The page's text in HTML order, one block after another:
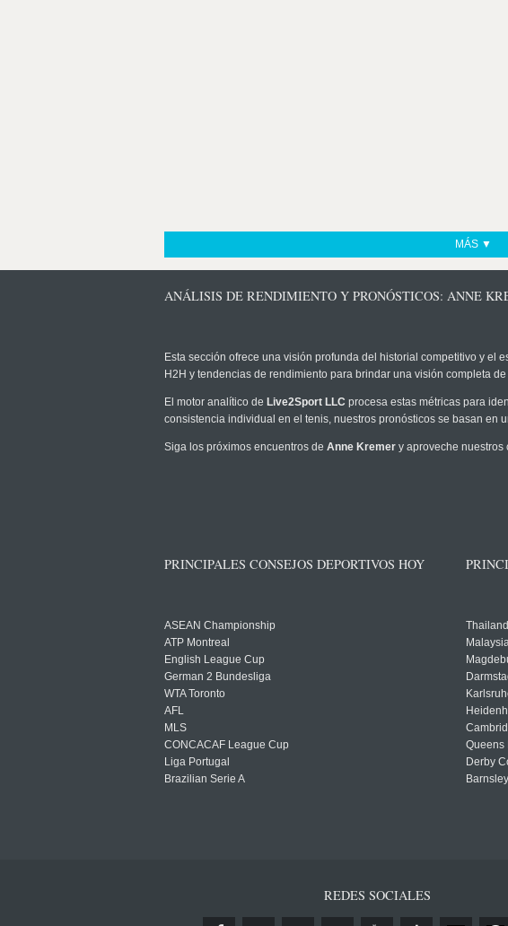
MÁS ▼
ANÁLISIS DE RENDIMIENTO Y PRONÓSTICOS: ANNE
Esta sección ofrece una visión profunda del historial competitivo y el
H2H y tendencias de rendimiento para brindar una visión completa de
El motor analítico de Live2Sport LLC procesa estas métricas para
consistencia individual en el tenis, nuestros pronósticos se basan
Siga los próximos encuentros de Anne Kremer y aproveche
PRINCIPALES CONSEJOS DEPORTIVOS HOY
ASEAN Championship
ATP Montreal
English League Cup
German 2 Bundesliga
WTA Toronto
AFL
MLS
CONCACAF League Cup
Liga Portugal
Brazilian Serie A
Queens
Derby
REDES SOCIALES